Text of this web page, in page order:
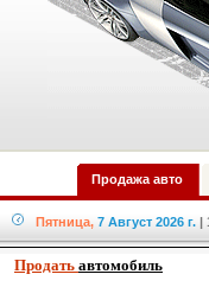
Продажа авто
Пятница, 7 Август 2026 г. |
Продать автомобиль